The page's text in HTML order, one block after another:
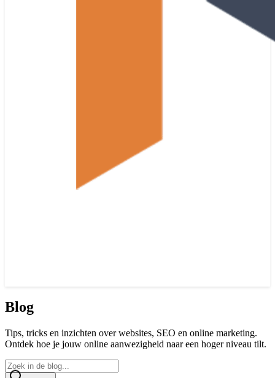
Blog
Tips, tricks en inzichten over websites, SEO en online marketing.
Ontdek hoe je jouw online aanwezigheid naar een hoger niveau tilt.